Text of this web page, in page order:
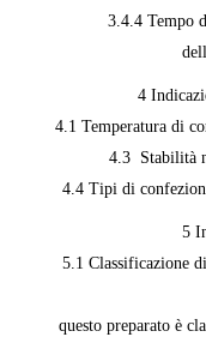
3.4.4 Tempo
4
4.1 Temperatura di
4.3 Stabilità
4.4 Tipi di
5
5.1 Classificazione
questo preparato è